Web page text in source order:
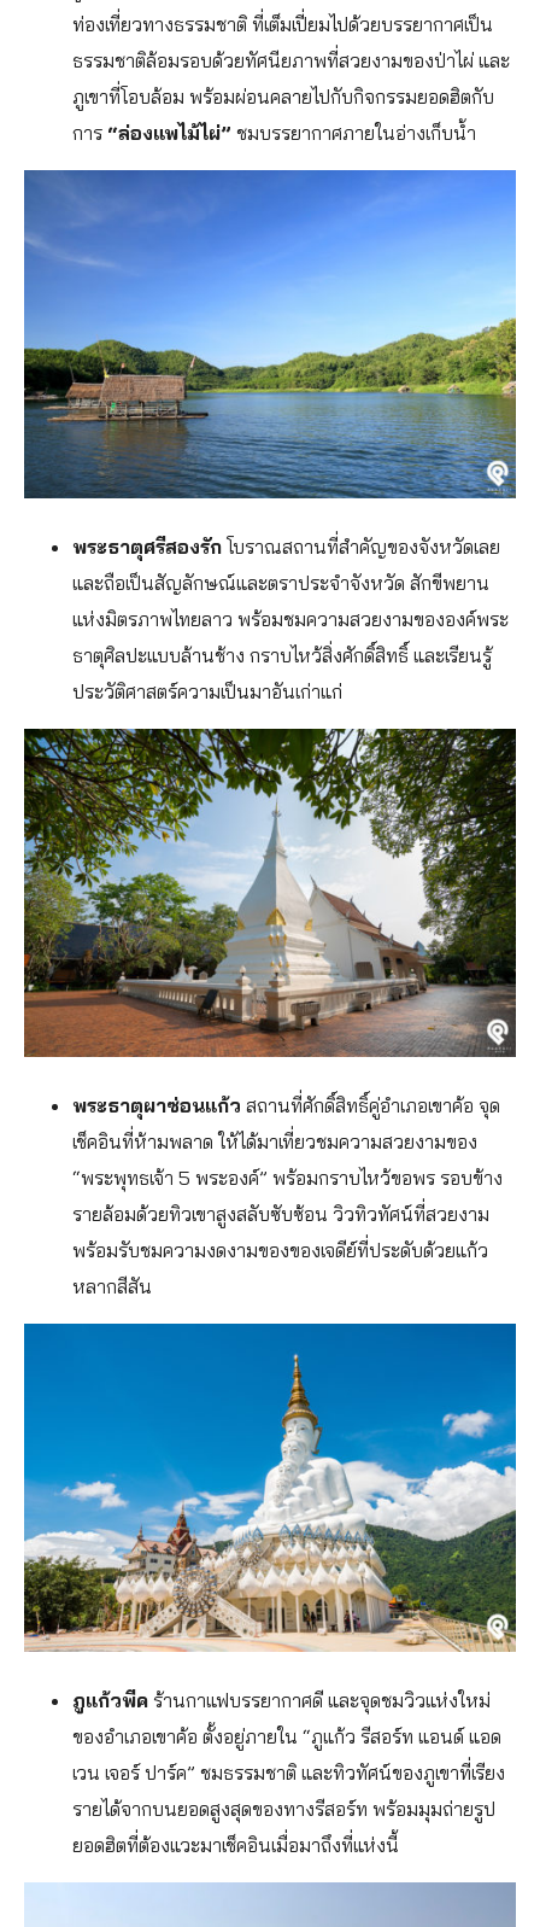
ท่องเที่ยวทางธรรมชาติ ที่เต็มเปี่ยมไปด้วยบรรยากาศเป็น
ธรรมชาติล้อมรอบด้วยทัศนียภาพที่สวยงามของป่าไผ่ และ
ภูเขาที่โอบล้อม พร้อมผ่อนคลายไปกับกิจกรรมยอดฮิตกับ
การ “ล่องแพไม้ไผ่” ชมบรรยากาศภายในอ่างเก็บน้ำ
พระธาตุศรีสองรัก โบราณสถานที่สำคัญของจังหวัดเลย
และถือเป็นสัญลักษณ์และตราประจำจังหวัด สักขีพยาน
แห่งมิตรภาพไทยลาว พร้อมชมความสวยงามขององค์พระ
ธาตุศิลปะแบบล้านช้าง กราบไหว้สิ่งศักดิ์สิทธิ์ และเรียนรู้
ประวัติศาสตร์ความเป็นมาอันเก่าแก่
พระธาตุผาซ่อนแก้ว สถานที่ศักดิ์สิทธิ์คู่อำเภอเขาค้อ จุด
เช็คอินที่ห้ามพลาด ให้ได้มาเที่ยวชมความสวยงามของ
“พระพุทธเจ้า 5 พระองค์” พร้อมกราบไหว้ขอพร รอบข้าง
รายล้อมด้วยทิวเขาสูงสลับซับซ้อน วิวทิวทัศน์ที่สวยงาม
พร้อมรับชมความงดงามของของเจดีย์ที่ประดับด้วยแก้ว
หลากสีสัน
ภูแก้วพีค ร้านกาแฟบรรยากาศดี และจุดชมวิวแห่งใหม่
ของอำเภอเขาค้อ ตั้งอยู่ภายใน “ภูแก้ว รีสอร์ท แอนด์ แอด
เวน เจอร์ ปาร์ค” ชมธรรมชาติ และทิวทัศน์ของภูเขาที่เรียง
รายได้จากบนยอดสูงสุดของทางรีสอร์ท พร้อมมุมถ่ายรูป
ยอดฮิตที่ต้องแวะมาเช็คอินเมื่อมาถึงที่แห่งนี้